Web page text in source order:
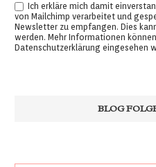
Ich erkläre mich damit
von Mailchimp verarbeitet und
Newsletter zu empfangen. Dies
werden. Mehr Informationen
Datenschutzerklärung eingesehen